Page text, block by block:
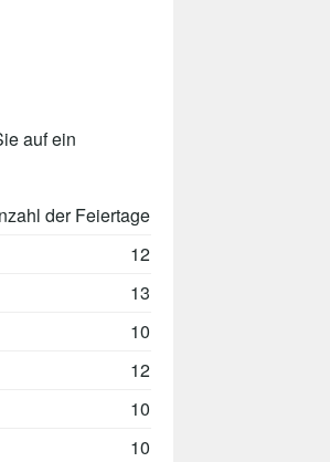
auf ein
der Feiertage
12
13
10
12
10
10